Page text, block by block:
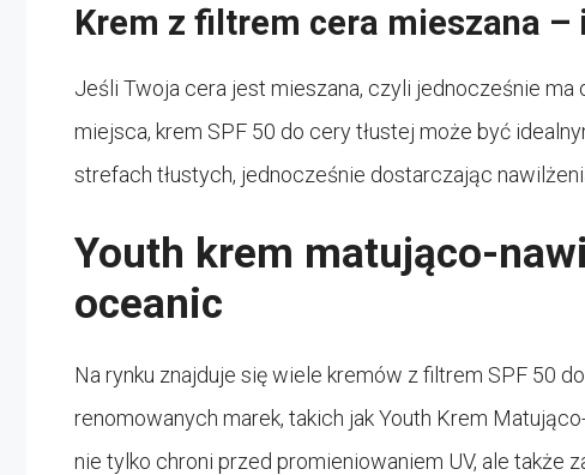
Krem z filtrem cera mieszana –
Jeśli Twoja cera jest mieszana, czyli jednocześnie ma
miejsca, krem SPF 50 do cery tłustej może być
strefach tłustych, jednocześnie dostarczając
Youth krem matująco-
oceanic
Na rynku znajduje się wiele kremów z filtrem SPF 50
renomowanych marek, takich jak Youth Krem
nie tylko chroni przed promieniowaniem UV, ale także